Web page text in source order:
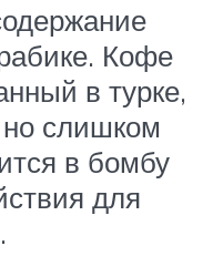
Кофе
в турке,
слишком
в бомбу
для